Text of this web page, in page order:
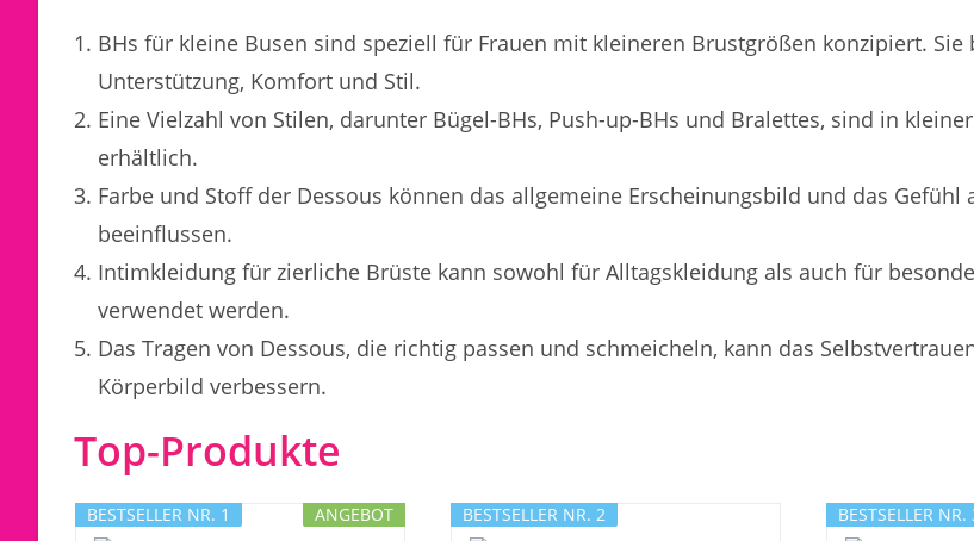
BHs für kleine Busen sind speziell für Frauen mit kleineren Brustgrößen konzipiert. Sie
Unterstützung, Komfort und Stil.
Eine Vielzahl von Stilen, darunter Bügel-BHs, Push-up-BHs und Bralettes, sind in
erhältlich.
Farbe und Stoff der Dessous können das allgemeine Erscheinungsbild und das Gefühl
beeinflussen.
Intimkleidung für zierliche Brüste kann sowohl für Alltagskleidung als auch für
verwendet werden.
Das Tragen von Dessous, die richtig passen und schmeicheln, kann das
Körperbild verbessern.
Top-Produkte
ANGEBOT
BESTSELLER NR. 1 BESTSELLER NR. 2 BESTSELLER NR.